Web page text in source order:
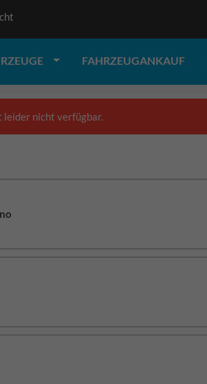
FAHRZEUGANKAUF
leider nicht verfügbar.